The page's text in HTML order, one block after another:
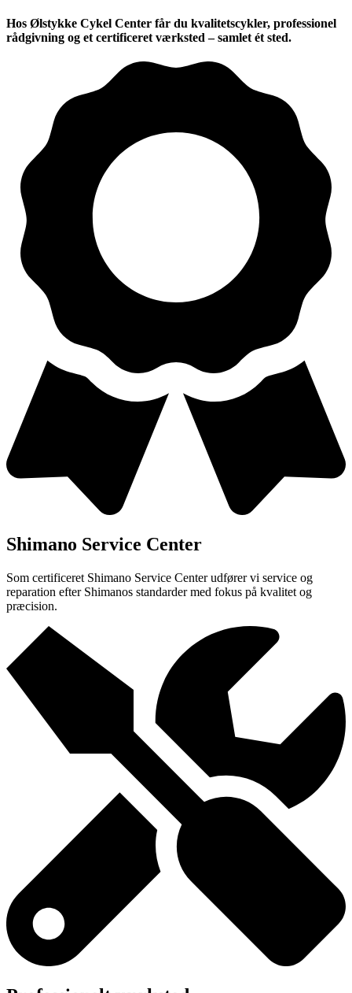
Hos Ølstykke Cykel Center får du kvalitetscykler, professionel
rådgivning og et certificeret værksted – samlet ét sted.
Shimano Service Center
Som certificeret Shimano Service Center udfører vi service og
reparation efter Shimanos standarder med fokus på kvalitet og
præcision.